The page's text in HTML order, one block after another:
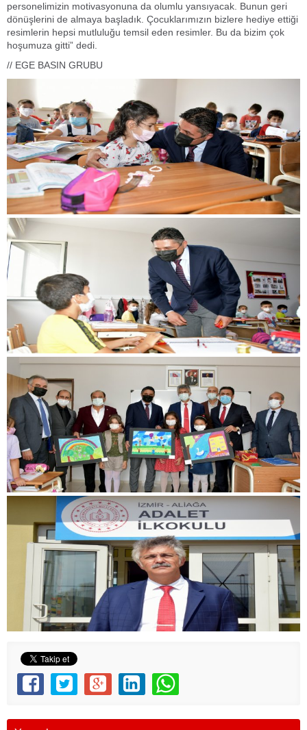
personelimizin motivasyonuna da olumlu yansıyacak. Bunun geri
dönüşlerini de almaya başladık. Çocuklarımızın bizlere hediye ettiği
resimlerin hepsi mutluluğu temsil eden resimler. Bu da bizim çok
hoşumuza gitti” dedi.
// EGE BASIN GRUBU